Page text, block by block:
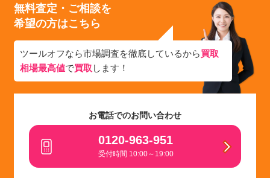
無料査定・ご相談を
希望の方はこちら
ツールオフなら市場調査を徹底しているから買取
相場最高値で買取 します！
お電話でのお問い合わせ
0120-963-951
受付時間 10:00～19:00